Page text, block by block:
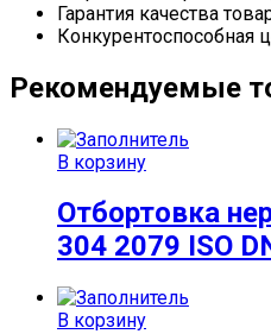
Гарантия качества
Конкурентоспособная
Рекомендуемые
В корзину
Отбортовка
304 2079 ISO
В корзину